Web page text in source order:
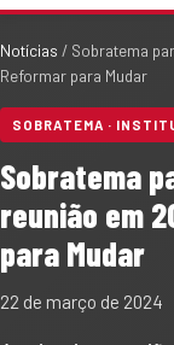
Notícias / Sobratema
Reformar para Mudar
SOBRATEMA ·
Sobratema
reunião em
para Mudar
22 de março de 2024